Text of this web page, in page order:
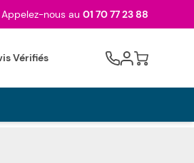
Appelez-nous au 01 70 77 23 88
Vérifiés Cart